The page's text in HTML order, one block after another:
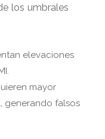
los umbrales
elevaciones
mayor
generando falsos